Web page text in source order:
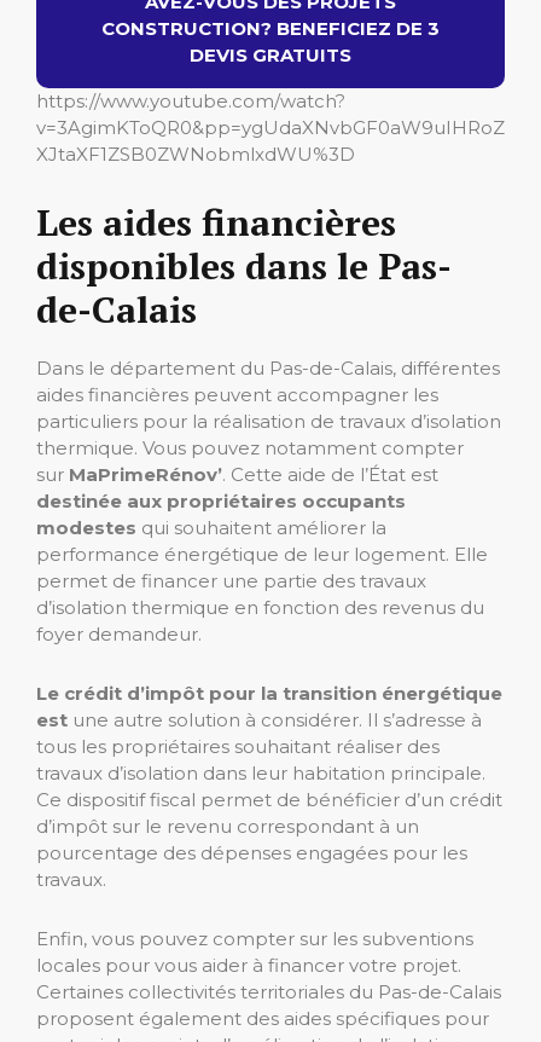
CONSTRUCTION? BENEFICIEZ DE 3
DEVIS GRATUITS
https://www.youtube.com/watch?
v=3AgimKToQR0&pp=ygUdaXNvbGF0aW9uIHRoZ
XJtaXF1ZSB0ZWNobmlxdWU%3D
Les aides financières
disponibles dans le Pas-
de-Calais
Dans le département du Pas-de-Calais, différentes
aides financières peuvent accompagner les
particuliers pour la réalisation de travaux d’isolation
thermique. Vous pouvez notamment compter
sur MaPrimeRénov’. Cette aide de l’État est
destinée aux propriétaires occupants
modestes qui souhaitent améliorer la
performance énergétique de leur logement. Elle
permet de financer une partie des travaux
d’isolation thermique en fonction des revenus du
foyer demandeur.
Le crédit d’impôt pour la transition énergétique
est une autre solution à considérer. Il s’adresse à
tous les propriétaires souhaitant réaliser des
travaux d’isolation dans leur habitation principale.
Ce dispositif fiscal permet de bénéficier d’un crédit
d’impôt sur le revenu correspondant à un
pourcentage des dépenses engagées pour les
travaux.
Enfin, vous pouvez compter sur les subventions
locales pour vous aider à financer votre projet.
Certaines collectivités territoriales du Pas-de-Calais
proposent également des aides spécifiques pour